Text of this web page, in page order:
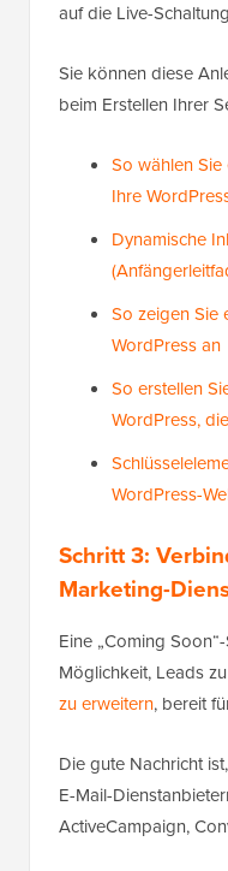
auf die Live-
Sie können diese
beim Erstellen Ihrer
So wählen
Ihre
Dynamische
So zeigen Sie
WordPress an
So erstellen
WordPress,
WordPress-
Schritt 3:
Marketing-
Eine „Coming
Möglichkeit, Leads
zu erweitern, bereit
Die gute Nachricht
E-Mail-
ActiveCampaign,